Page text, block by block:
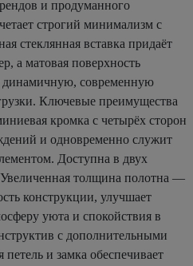
и продуманного
строгий минимализм с
стеклянная вставка придаёт
а матовая поверхность
динамичную, современную
Ключевые преимущества
кромка с четырёх сторон
и одновременно служит
Доступна в двух
толщина полотна —
конструкции, улучшает
уюта и спокойствия в
с дополнительными
и замка обеспечивает